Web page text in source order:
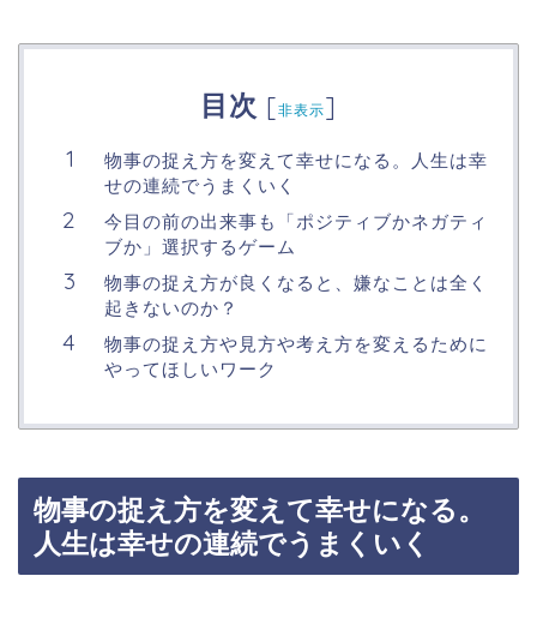
目次 [非表示]
物事の捉え方を変えて幸せになる。人生は幸
せの連続でうまくいく
今目の前の出来事も「ポジティブかネガティ
ブか」選択するゲーム
物事の捉え方が良くなると、嫌なことは全く
起きないのか？
物事の捉え方や見方や考え方を変えるために
やってほしいワーク
物事の捉え方を変えて幸せになる。
人生は幸せの連続でうまくいく